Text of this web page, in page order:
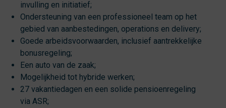
invulling en initiatief;
Ondersteuning van een professioneel team op het
gebied van aanbestedingen, operations en delivery;
Goede arbeidsvoorwaarden, inclusief aantrekkelijke
bonusregeling;
Een auto van de zaak;
Mogelijkheid tot hybride werken;
27 vakantiedagen en een solide pensioenregeling
via ASR;